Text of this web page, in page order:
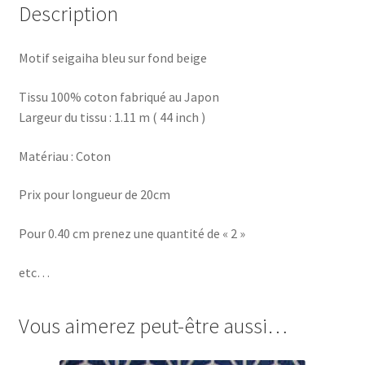
Description
Motif seigaiha bleu sur fond beige
Tissu 100% coton fabriqué au Japon
Largeur du tissu : 1.11 m ( 44 inch )
Matériau : Coton
Prix pour longueur de 20cm
Pour 0.40 cm prenez une quantité de « 2 »
etc…
Vous aimerez peut-être aussi…